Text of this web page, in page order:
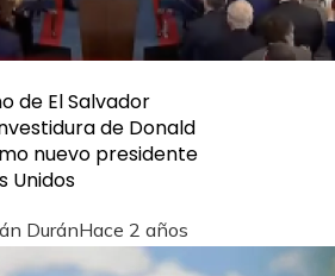
de El Salvador
de Donald
nuevo presidente
Unidos
DuránHace 2 años